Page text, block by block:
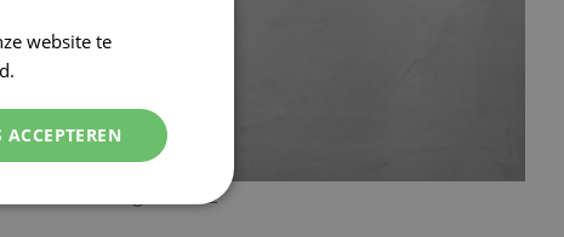
Betonlook egaline G2
website te
ACCEPTEREN